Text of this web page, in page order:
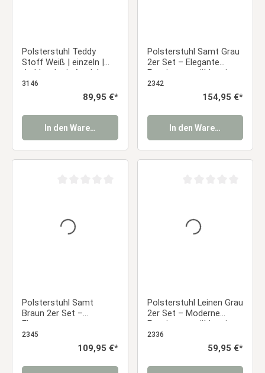
Polsterstuhl Teddy
Stoff Weiß | einzeln |
drehbar | mit Armlehnen
| Küche Esszimmer Büro
3146
Regulärer Preis:
89,95 €*
In den Warenkorb
Polsterstuhl Samt Grau
2er Set – Elegante
Esszimmerstühle mit
Armlehnen & weicher
Polsterung Essstuhl
2342
Regulärer Preis:
154,95 €*
In den Warenkorb
Polsterstuhl Samt
Braun 2er Set –
Elegante
Esszimmerstühle mit
Armlehnen & weicher
Polsterung Essstuhl
2345
Regulärer Preis:
109,95 €*
Polsterstuhl Leinen Grau
2er Set – Moderne
Esszimmerstühle mit
abgerundeter Lehne &
Holzoptik-Beinen
2336
Regulärer Preis:
59,95 €*